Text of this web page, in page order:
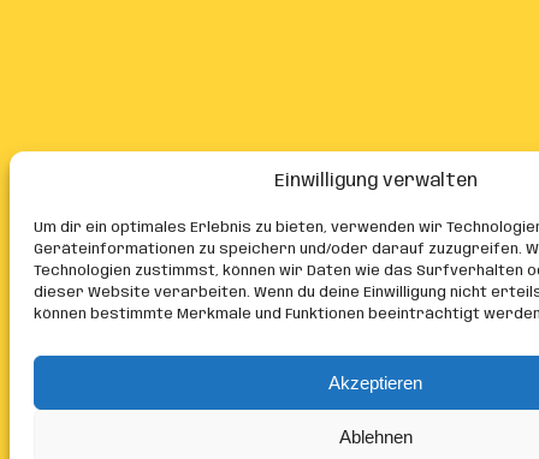
Einwilligung verwalten
Um dir ein optimales Erlebnis zu bieten, verwenden wir
Geräteinformationen zu speichern und/oder darauf zuzugreifen.
Technologien zustimmst, können wir Daten wie das Surfverhalten
dieser Website verarbeiten. Wenn du deine Einwilligung nicht
können bestimmte Merkmale und Funktionen beeinträchtigt
Akzeptieren
Ablehnen